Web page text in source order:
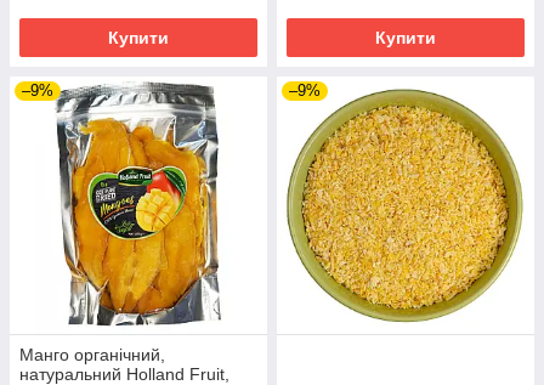
Купити Купити
–9%
Манго органічний,
натуральний Holland Fruit,
–9%